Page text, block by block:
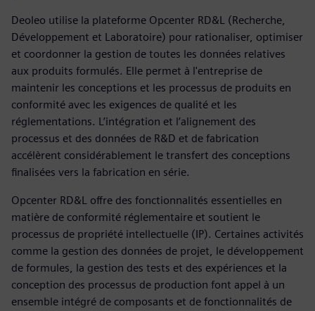
Deoleo utilise la plateforme Opcenter RD&L (Recherche,
Développement et Laboratoire) pour rationaliser, optimiser
et coordonner la gestion de toutes les données relatives
aux produits formulés. Elle permet à l'entreprise de
maintenir les conceptions et les processus de produits en
conformité avec les exigences de qualité et les
réglementations. L’intégration et l’alignement des
processus et des données de R&D et de fabrication
accélèrent considérablement le transfert des conceptions
finalisées vers la fabrication en série.
Opcenter RD&L offre des fonctionnalités essentielles en
matière de conformité réglementaire et soutient le
processus de propriété intellectuelle (IP). Certaines activités
comme la gestion des données de projet, le développement
de formules, la gestion des tests et des expériences et la
conception des processus de production font appel à un
ensemble intégré de composants et de fonctionnalités de